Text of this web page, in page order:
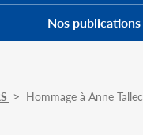
Nos publications
Hommage à Anne Tallec